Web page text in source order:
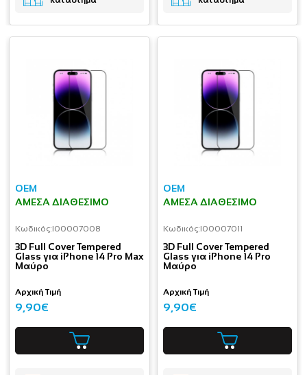
OEM
ΆΜΕΣΑ ΔΙΑΘΈΣΙΜΟ
Κωδικός:I00007008
3D Full Cover Tempered
Glass για iPhone 14 Pro Max
Μαύρο
Αρχική Τιμή
9,90€
OEM
ΆΜΕΣΑ ΔΙΑΘΈΣΙΜΟ
Κωδικός:I00007011
3D Full Cover Tempered
Glass για iPhone 14 Pro
Μαύρο
Αρχική Τιμή
9,90€